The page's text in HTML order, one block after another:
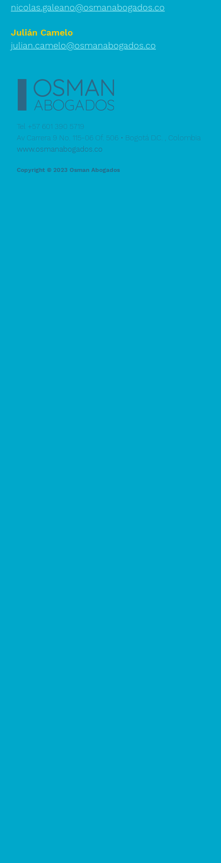
nicolas.galeano@osmanabogados.co
Julián Camelo
julian.camelo@osmanabogados.co
Tel +57 601 390 5719
Av Carrera 9 No. 115-06 Of. 506 • Bogotá D.C. , Colombia
www.osmanabogados.co
Copyright © 2023 Osman Abogados